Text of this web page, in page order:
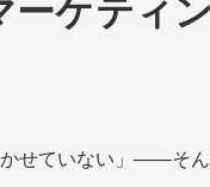
ーケティ
せていない」——そん